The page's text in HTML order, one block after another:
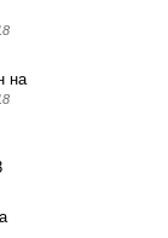
на